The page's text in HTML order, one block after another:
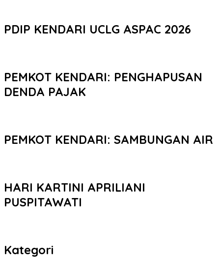
PDIP KENDARI UCLG ASPAC 2026
PEMKOT KENDARI: PENGHAPUSAN
DENDA PAJAK
PEMKOT KENDARI: SAMBUNGAN AIR
HARI KARTINI APRILIANI
PUSPITAWATI
Kategori